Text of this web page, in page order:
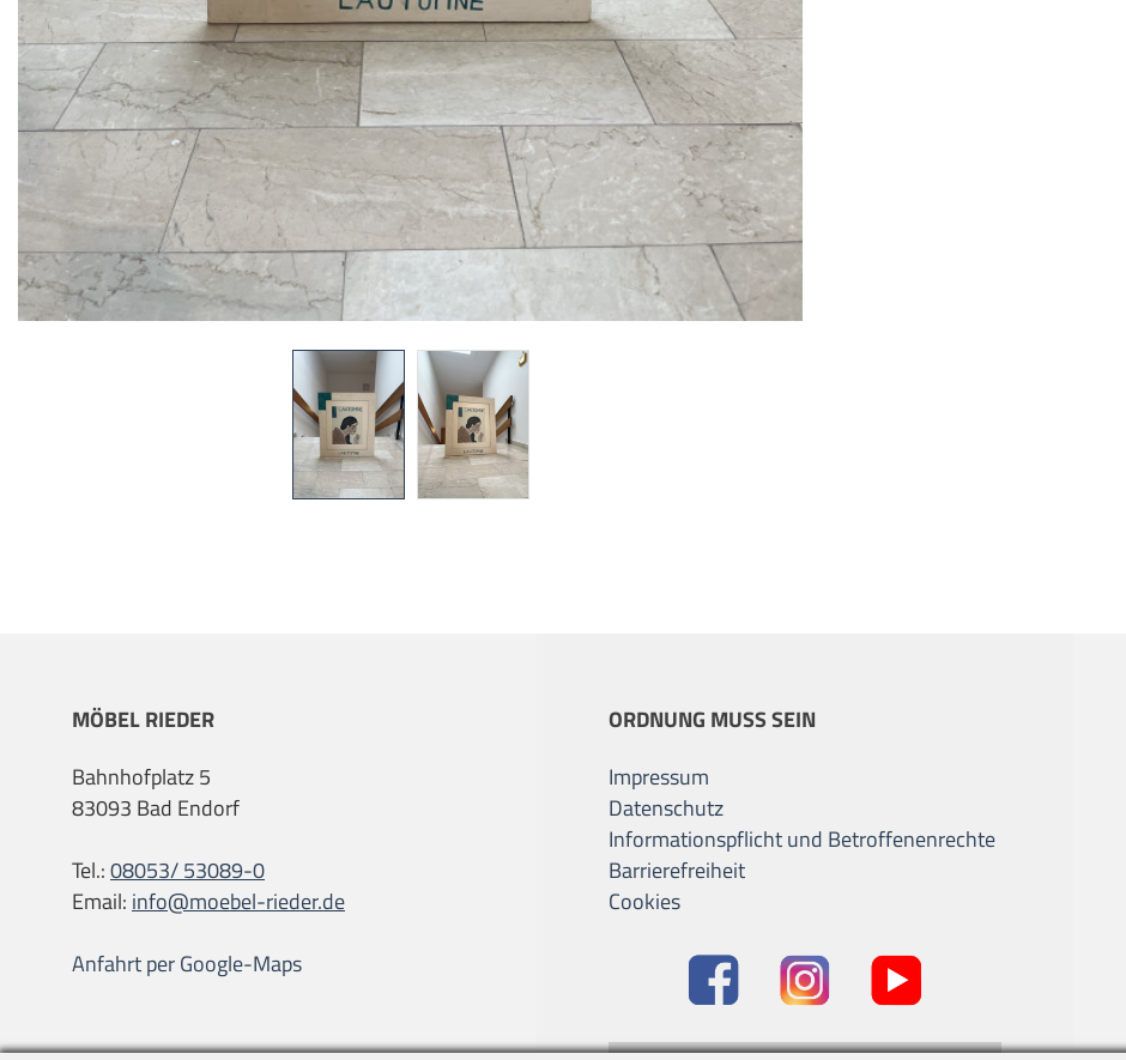
MÖBEL RIEDER
Bahnhofplatz 5
83093 Bad Endorf
Tel.:08053/ 53089-0
Email: info@moebel-rieder.de
Anfahrt per Google-Maps
ORDNUNG MUSS SEIN
Impressum
Datenschutz
Informationspflicht und Betroffenenrechte
Barrierefreiheit
Cookies